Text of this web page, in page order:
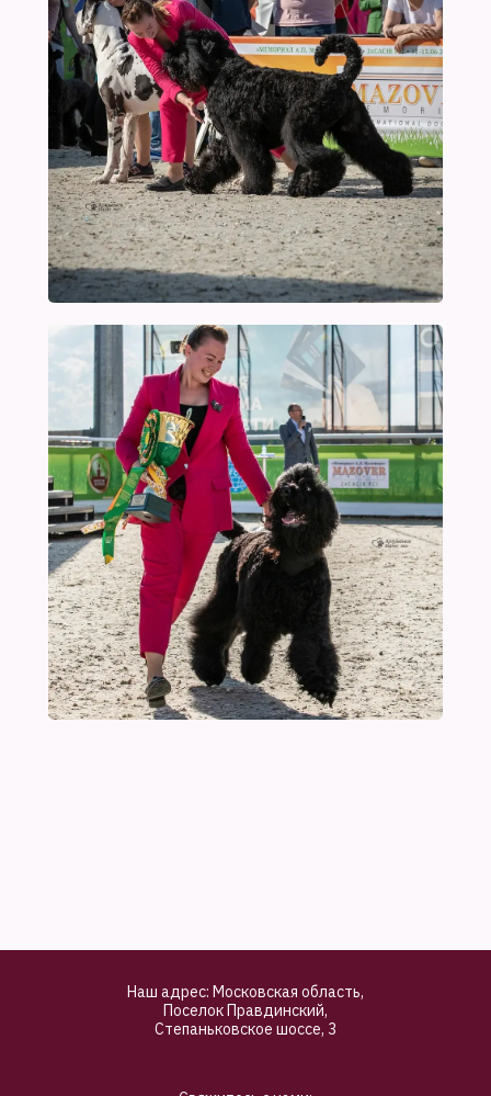
Наш адрес: Московская область,
Поселок Правдинский,
Степаньковское шоссе, 3